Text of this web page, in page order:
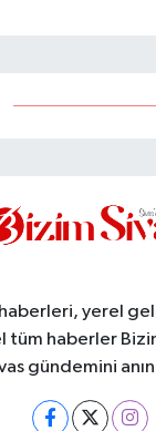
yerel
haberler
gündemini